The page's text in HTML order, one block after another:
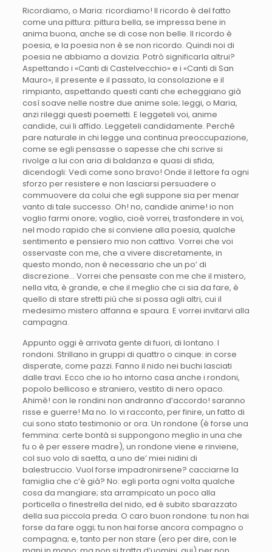
Ricordiamo, o Maria: ricordiamo! Il ricordo è del fatto
come una pittura: pittura bella, se impressa bene in
anima buona, anche se di cose non belle. Il ricordo è
poesia, e la poesia non è se non ricordo. Quindi noi di
poesia ne abbiamo a dovizia. Potrò significarla altrui?
Aspettando i «Canti di Castelvecchio» e i «Canti di San
Mauro», il presente e il passato, la consolazione e il
rimpianto, aspettando questi canti che echeggiano già
così soave nelle nostre due anime sole; leggi, o Maria,
anzi rileggi questi poemetti. E leggeteli voi, anime
candide, cui li affido. Leggeteli candidamente. Perché
pare naturale in chi legge una continua preoccupazione,
come se egli pensasse o sapesse che chi scrive si
rivolge a lui con aria di baldanza e quasi di sfida,
dicendogli: Vedi come sono bravo! Onde il lettore fa ogni
sforzo per resistere e non lasciarsi persuadere o
commuovere da colui che egli suppone sia per menar
vanto di tale successo. Oh! no, candide anime! io non
voglio farmi onore; voglio, cioè vorrei, trasfondere in voi,
nel modo rapido che si conviene alla poesia, qualche
sentimento e pensiero mio non cattivo. Vorrei che voi
osservaste con me, che a vivere discretamente, in
questo mondo, non è necessario che un po’ di
discrezione… Vorrei che pensaste con me che il mistero,
nella vita, è grande, e che il meglio che ci sia da fare, è
quello di stare stretti più che si possa agli altri, cui il
medesimo mistero affanna e spaura. E vorrei invitarvi alla
campagna.
Appunto oggi è arrivata gente di fuori, di lontano. I
rondoni. Strillano in gruppi di quattro o cinque: in corse
disperate, come pazzi. Fanno il nido nei buchi lasciati
dalle travi. Ecco che io ho intorno casa anche i rondoni,
popolo bellicoso e straniero, vestito di nero opaco.
Ahimè! con le rondini non andranno d’accordo! saranno
risse e guerre! Ma no. Io vi racconto, per finire, un fatto di
cui sono stato testimonio or ora. Un rondone (è forse una
femmina: certe bontà si suppongono meglio in una che
fu o è per essere madre), un rondone viene e rinviene,
col suo volo di saetta, a uno de’ miei nidini di
balestruccio. Vuol forse impadronirsene? cacciarne la
famiglia che c’è già? No: egli porta ogni volta qualche
cosa da mangiare; sta arrampicato un poco alla
porticella o finestrella del nido, ed è subito sbarazzato
della sua piccola preda. O caro buon rondone: tu non hai
forse da fare oggi; tu non hai forse ancora compagno o
compagna; e, tanto per non stare (ero per dire, con le